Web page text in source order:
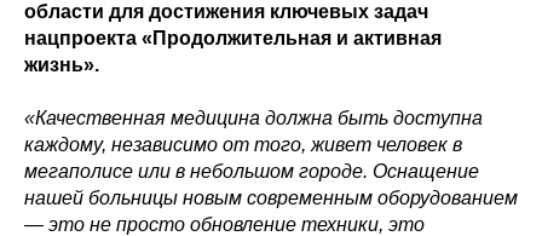
области для достижения ключевых задач
нацпроекта «Продолжительная и активная
жизнь».
«Качественная медицина должна быть доступна
каждому, независимо от того, живет человек в
мегаполисе или в небольшом городе. Оснащение
нашей больницы новым современным оборудованием
— это не просто обновление техники, это